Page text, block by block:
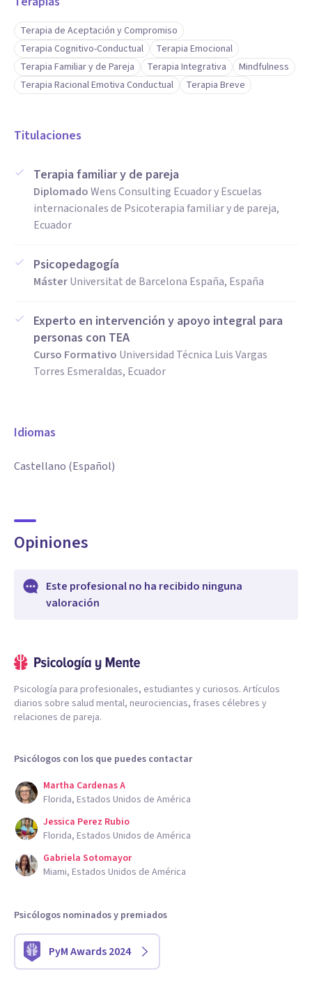
Terapia de Aceptación y Compromiso
Terapia Cognitivo-Conductual
Terapia Emocional
Terapia Familiar y de Pareja
Terapia Integrativa
Mindfulness
Terapia Racional Emotiva Conductual
Terapia Breve
Titulaciones
Terapia familiar y de pareja
DiplomadoWens Consulting Ecuador y Escuelas
internacionales de Psicoterapia familiar y de pareja,
Ecuador
Psicopedagogía
MásterUniversitat de Barcelona España, España
Experto en intervención y apoyo integral para
personas con TEA
Curso Formativo Universidad Técnica Luis Vargas
Torres Esmeraldas, Ecuador
Idiomas
Castellano (Español)
Opiniones
Este profesional no ha recibido ninguna
valoración
Psicología para profesionales, estudiantes y curiosos. Artículos
diarios sobre salud mental, neurociencias, frases célebres y
relaciones de pareja.
Psicólogos con los que puedes contactar
Martha Cardenas A
Florida, Estados Unidos de América
Jessica Perez Rubio
Florida, Estados Unidos de América
Gabriela Sotomayor
Miami, Estados Unidos de América
Psicólogos nominados y premiados
PyM Awards 2024